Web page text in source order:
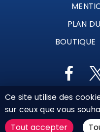
PLAN
BOUTIQUE
Marque déposée ©
Soissons,
Ce site utilise des
sur ceux que vous
Tout accepter